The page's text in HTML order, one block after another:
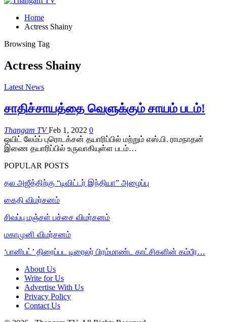
Home
Actress Shainy
Browsing Tag
Actress Shainy
Latest News
சாதிச்சாயத்தை வெளுக்கும் சாயம் படம்!
Thangam TVFeb 1, 2022 0
ஒயிட் லேம்ப் புரொடக்சன் தயாரிப்பில் மற்றும் எஸ்.பி. ராமநாதன்
இணை தயாரிப்பில் உருவாகியுள்ள படம்…
POPULAR POSTS
தல அஜீத்திற்கு “டிவிட்டர் இந்தியா” அழைப்பு
கைதி விமர்சனம்
சிவப்பு மஞ்சள் பச்சை விமர்சனம்
மகாமுனி விமர்சனம்
‘பானிபட்’ திரைப்பட டிரைலர் பிரம்மாண்ட காட்சிகளின் கம்பீர…
About Us
Write for Us
Advertise With Us
Privacy Policy
Contact Us